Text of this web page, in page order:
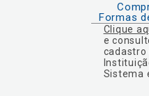
Formas
Clique
e
cadastro
Sistema